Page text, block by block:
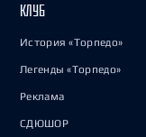
КЛУБ
История «Торпедо»
Легенды «Торпедо»
Реклама
СДЮШОР